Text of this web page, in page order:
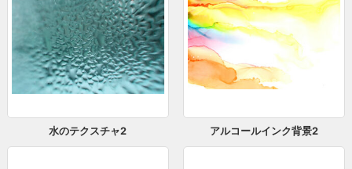
水のテクスチャ2 アルコールインク背景2